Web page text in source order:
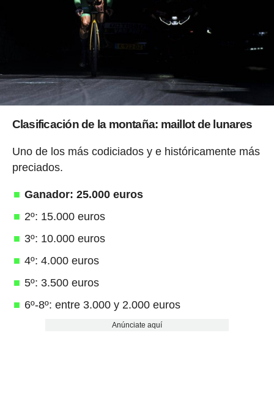
Clasificación de la montaña: maillot de lunares
Uno de los más codiciados y e históricamente más
preciados.
Ganador: 25.000 euros
2º: 15.000 euros
3º: 10.000 euros
4º: 4.000 euros
5º: 3.500 euros
6º-8º: entre 3.000 y 2.000 euros
Anúnciate aquí